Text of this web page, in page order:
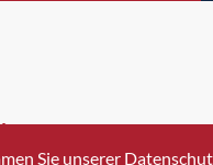
+41 43 336 40 20
Sie unserer